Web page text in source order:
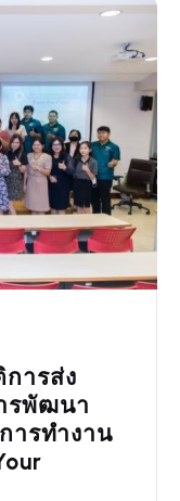
ารส่ง
รพัฒนา
ารทำงาน